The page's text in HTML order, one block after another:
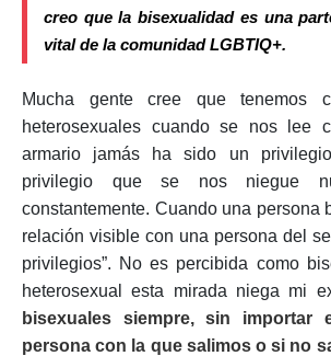
creo que la bisexualidad es una
vital de la comunidad LGBTIQ+.
Mucha gente cree que tenemos
heterosexuales cuando se nos lee
armario jamás ha sido un
privilegio que se nos niegue
constantemente. Cuando una persona
relación visible con una persona del
privilegios”. No es percibida como
heterosexual esta mirada niega mi
bisexuales siempre, sin importar
persona con la que salimos o si no